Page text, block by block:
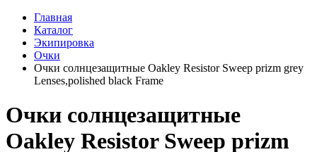
Главная
Каталог
Экипировка
Очки
Очки солнцезащитные Oakley Resistor Sweep prizm grey
Lenses,polished black Frame
Очки солнцезащитные
Oakley Resistor Sweep prizm